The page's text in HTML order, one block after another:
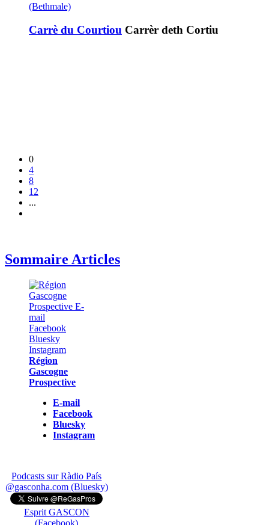
(Bethmale)
Carrè du Courtiou Carrèr deth Cortiu
0
4
8
12
...
Sommaire Articles
Région
Gascogne
Prospective
E-mail
Facebook
Bluesky
Instagram
Podcasts sur Ràdio País
@gasconha.com (Bluesky)
Esprit GASCON
(Facebook)